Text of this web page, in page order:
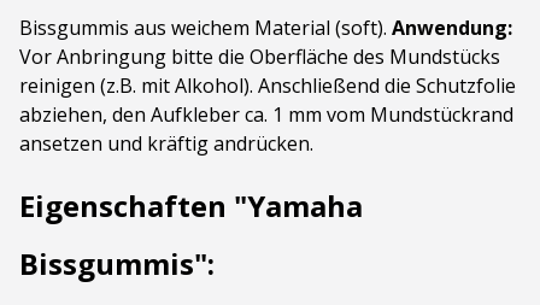
Bissgummis aus weichem Material (soft). Anwendung:
Vor Anbringung bitte die Oberfläche des Mundstücks
reinigen (z.B. mit Alkohol). Anschließend die Schutzfolie
abziehen, den Aufkleber ca. 1 mm vom Mundstückrand
ansetzen und kräftig andrücken.
Eigenschaften "Yamaha
Bissgummis":